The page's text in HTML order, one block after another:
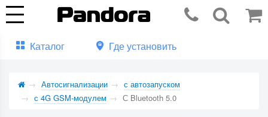
Каталог Где установить
Автосигнализации
с автозапуском
с 4G GSM-модулем
С Bluetooth 5.0